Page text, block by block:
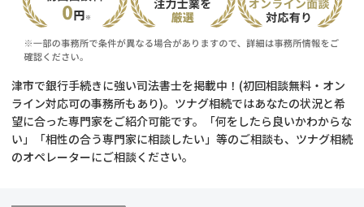
相談内容で探す
相続登記
遺留分侵害額請求
コラム
相続手続き
津市で銀行手続きに強い司法書士を掲載中！(初回相談無料・オン
ライン対応可の事務所もあり)。ツナグ相続ではあなたの状況と希
望に合った専門家をご紹介可能です。「何をしたら良いかわからな
い」「相性の合う専門家に相談したい」等のご相談も、ツナグ相続
のオペレーターにご相談ください。